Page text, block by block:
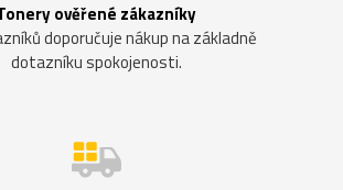
ověřené zákazníky
doporučuje nákup na základně
dotazníku spokojenosti.